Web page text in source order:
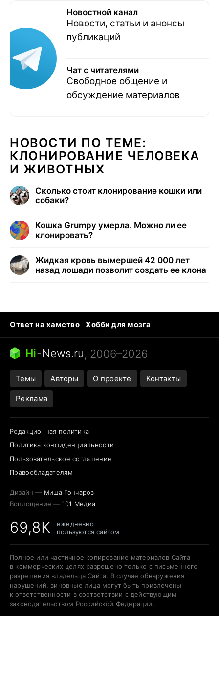
Новостной канал
Новости, статьи и анонсы
публикаций
Чат с читателями
Свободное общение и
обсуждение материалов
НОВОСТИ ПО ТЕМЕ:
КЛОНИРОВАНИЕ ЧЕЛОВЕКА
И ЖИВОТНЫХ
Сколько стоит клонирование кошки или
собаки?
Кошка Grumpy умерла. Можно ли ее
клонировать?
Жидкая кровь вымершей 42 000 лет
назад лошади позволит создать ее клона
Ответ на хамство
Хобби для мозга
Бензин 100 vs 95
Тунцы в океанариуме
Следующая пандемия
Hi-News.ru, 2006–2026
Темы Авторы О проекте Контакты
Реклама
Редакционная политика
Политика конфиденциальности
Пользовательское соглашение
Правообладателям
Дизайн — Миша Гончаров
Воплощение — 101 Медиа
69,8K
ежедневно
пользуются сайтом
Полное или частичное копирование материалов Сайта
в коммерческих целях разрешено только с письменного
разрешения владельца Сайта. В случае обнаружения
нарушений, виновные лица могут быть привлечены
к ответственности в соответствии с действующим
законодательством Российской Федерации.